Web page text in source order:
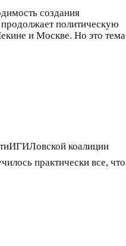
создания
политическую
и Москве. Но это тема
коалиции
практически все, что